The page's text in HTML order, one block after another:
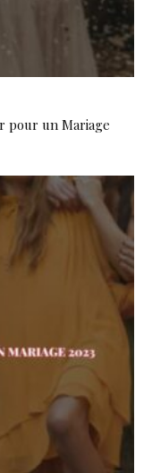
pour un Mariage